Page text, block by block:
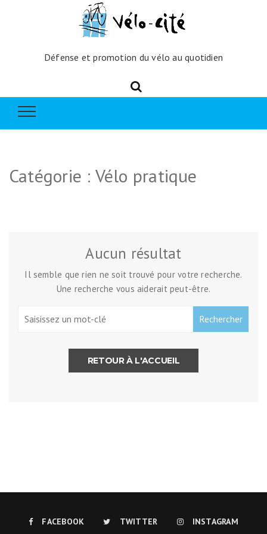
Défense et promotion du vélo au quotidien
Catégorie : Vélo pratique
Aucun résultat
Il semble que rien ne soit trouvé pour votre recherche.
Une recherche vous aiderait peut-être.
RETOUR À L'ACCUEIL
FACEBOOK TWITTER INSTAGRAM